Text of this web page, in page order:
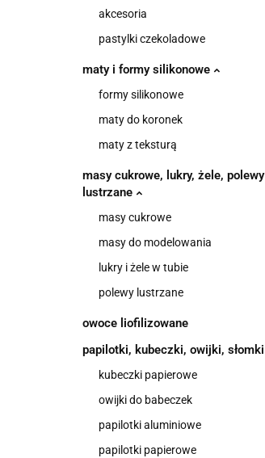
akcesoria
pastylki czekoladowe
maty i formy silikonowe
formy silikonowe
maty do koronek
maty z teksturą
masy cukrowe, lukry, żele, polewy
lustrzane
masy cukrowe
masy do modelowania
lukry i żele w tubie
polewy lustrzane
owoce liofilizowane
papilotki, kubeczki, owijki, słomki
kubeczki papierowe
owijki do babeczek
papilotki aluminiowe
papilotki papierowe